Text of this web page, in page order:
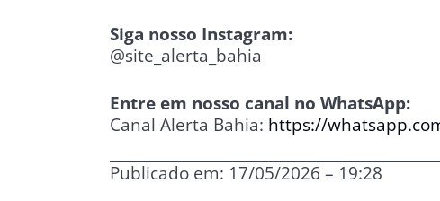
Siga nosso Instagram:
@site_alerta_bahia
Entre em nosso canal no WhatsApp:
Canal Alerta Bahia: https://
Publicado em: 17/05/2026 – 19:28